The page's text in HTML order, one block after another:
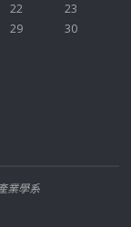
22
23
29
30
業學系